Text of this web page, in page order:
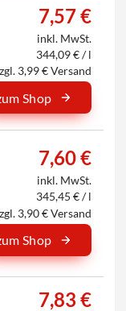
7,57 €
inkl. MwSt.
344,09 € / l
3,99 € Versand
Shop
7,60 €
inkl. MwSt.
345,45 € / l
3,90 € Versand
Shop
7,83 €